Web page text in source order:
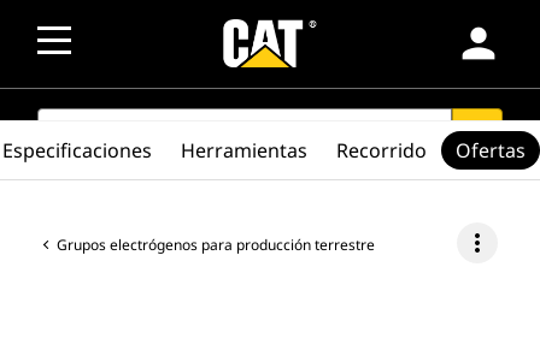
person
SEARCH search
Grupos electrógenos para producción terrestre more_vert
Especificaciones Herramientas Recorrido Ofertas